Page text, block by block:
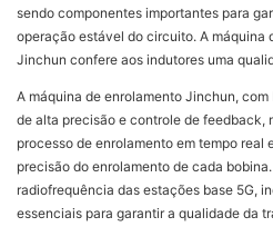
sendo componentes importantes para
operação estável do circuito. A máquina
Jinchun confere aos indutores uma
A máquina de enrolamento Jinchun,
de alta precisão e controle de feedback,
processo de enrolamento em tempo real
precisão do enrolamento de cada
radiofrequência das estações base 5G,
essenciais para garantir a qualidade da